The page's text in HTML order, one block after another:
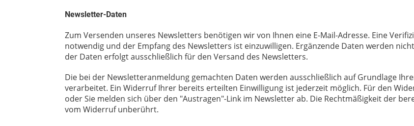
Newsletter-Daten
Zum Versenden unseres Newsletters benötigen wir von Ihnen eine E-Mail-Adresse. Eine
notwendig und der Empfang des Newsletters ist einzuwilligen. Ergänzende Daten werden
der Daten erfolgt ausschließlich für den Versand des Newsletters.
Die bei der Newsletteranmeldung gemachten Daten werden ausschließlich auf Grundlage
verarbeitet. Ein Widerruf Ihrer bereits erteilten Einwilligung ist jederzeit möglich. Für den
oder Sie melden sich über den "Austragen"-Link im Newsletter ab. Die Rechtmäßigkeit der
vom Widerruf unberührt.